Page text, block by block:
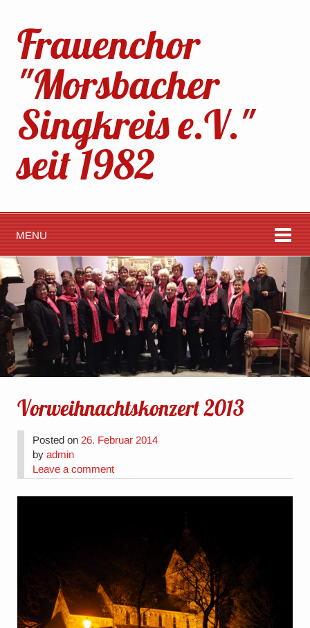
Frauenchor
"Morsbacher
Singkreis e.V."
seit 1982
MENU
Vorweihnachtskonzert 2013
Posted on 26. Februar 2014
byadmin
Leave a comment